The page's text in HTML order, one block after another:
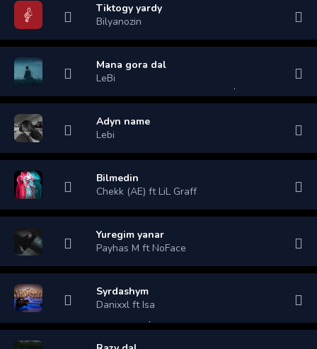
Tiktogy yardy
Bilyanozin
Mana gora dal
LeBi
Adyn name
Lebi
Bilmedin
Chekk (AE) ft LiL Graff
Yuregim yanar
Payhas M ft NoFace
Syrdashym
Danixxl ft Isa